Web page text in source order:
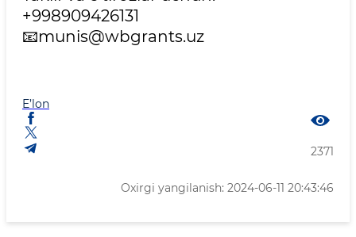
+998909426131
📧munis@wbgrants.uz
E’lon
2371
Oxirgi yangilanish: 2024-06-11 20:43:46